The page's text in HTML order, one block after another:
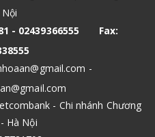
Nội
- 02439366555 Fax:
-
- Chi nhánh Chương
Hà Nội